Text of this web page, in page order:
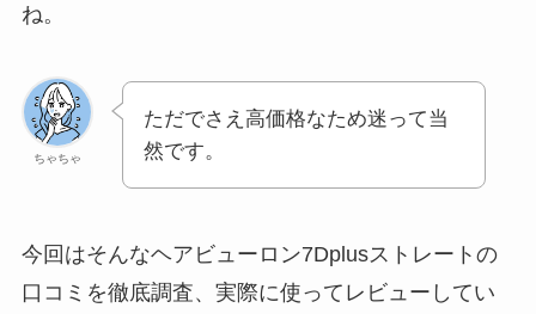
ね。
ちゃちゃ
ただでさえ高価格なため迷って当
然です。
今回はそんなヘアビューロン7Dplusストレートの
口コミを徹底調査、実際に使ってレビューしてい